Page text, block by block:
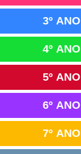
3º ANO
4º ANO
5º ANO
6º ANO
7º ANO